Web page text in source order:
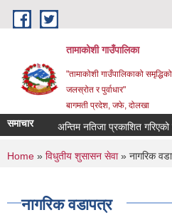
Skip to main content
तामाकोशी गाउँपालिका
"तामाकोशी गाउँपालिकाको
जलस्रोत र पुर्वाधार"
बागमती प्रदेश, जफे, दोलखा
समाचार अन्तिम नतिजा प्रकाशित गरिएको
You are here
Home » विधुतीय शुसासन सेवा» नागरिक
नागरिक वडापत्र